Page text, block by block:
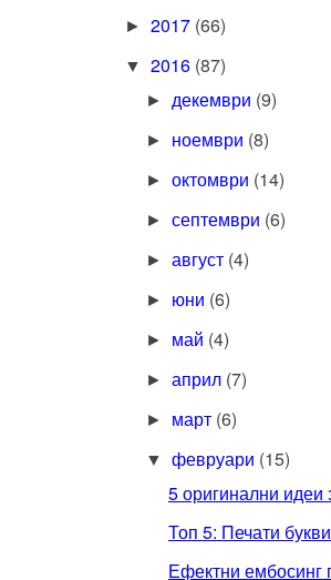
► 2017 (66)
▼ 2016 (87)
► декември (9)
► ноември (8)
►октомври (14)
►септември (6)
►август (4)
► юни (6)
► май (4)
►април (7)
► март (6)
▼февруари (15)
5 оригинални
Топ 5: Печати
Ефектни ембосинг